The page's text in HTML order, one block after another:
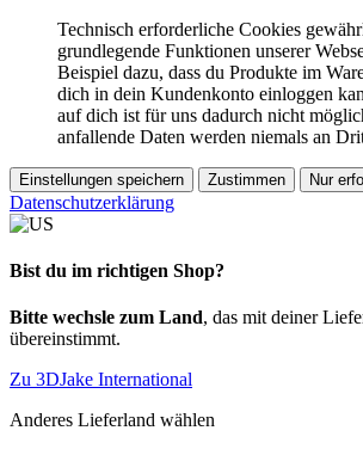
Technisch erforderliche Cookies
grundlegende Funktionen unserer
Beispiel dazu, dass du Produkte im
dich in dein Kundenkonto einloggen
auf dich ist für uns dadurch nicht
anfallende Daten werden niemals an
Einstellungen speichern Zustimmen Nur
Datenschutzerklärung
Bist du im richtigen Shop?
Bitte wechsle zum Land, das mit deiner
übereinstimmt.
Zu 3DJake International
Anderes Lieferland wählen